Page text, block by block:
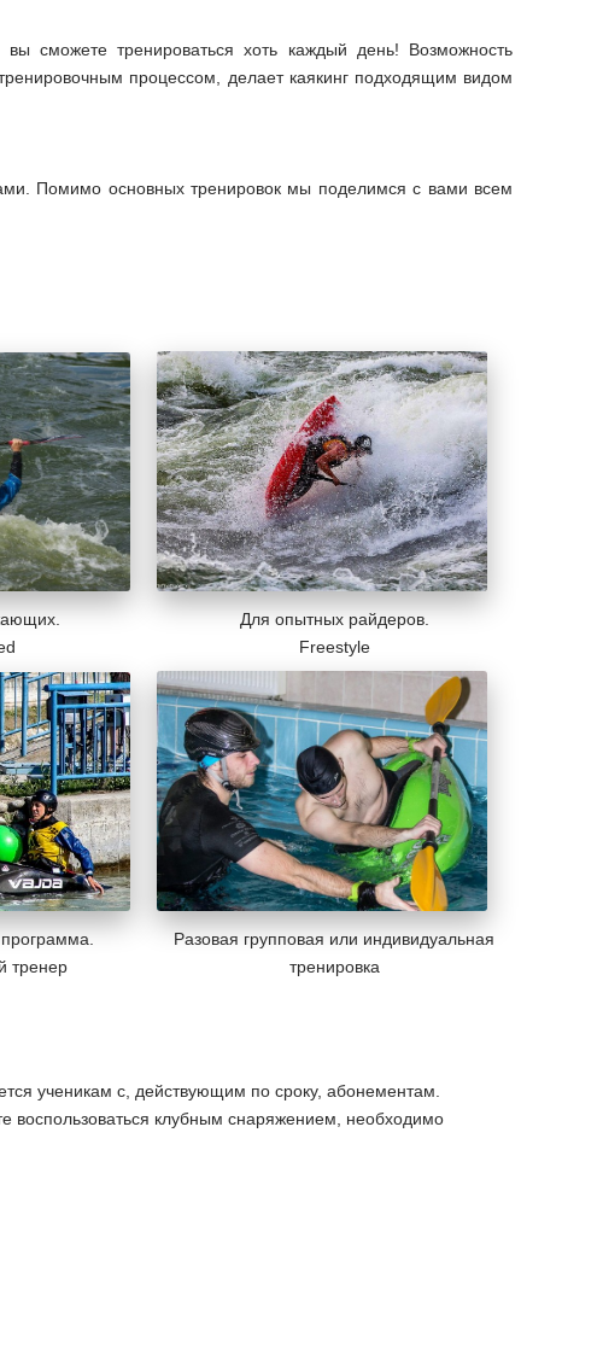
сможете тренироваться хоть каждый день! Возможность
процессом, делает каякинг подходящим видом
Помимо основных тренировок мы поделимся с вами всем
Для опытных райдеров.
Freestyle
тренер
Разовая групповая или индивидуальная
тренировка
ученикам с, действующим по сроку, абонементам.
воспользоваться клубным снаряжением, необходимо